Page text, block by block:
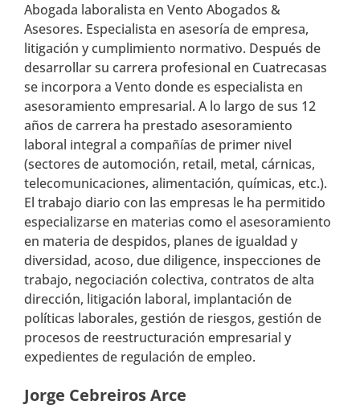
Abogada laboralista en Vento Abogados &
Asesores. Especialista en asesoría de empresa,
litigación y cumplimiento normativo. Después de
desarrollar su carrera profesional en Cuatrecasas
se incorpora a Vento donde es especialista en
asesoramiento empresarial. A lo largo de sus 12
años de carrera ha prestado asesoramiento
laboral integral a compañías de primer nivel
(sectores de automoción, retail, metal, cárnicas,
telecomunicaciones, alimentación, químicas, etc.).
El trabajo diario con las empresas le ha permitido
especializarse en materias como el asesoramiento
en materia de despidos, planes de igualdad y
diversidad, acoso, due diligence, inspecciones de
trabajo, negociación colectiva, contratos de alta
dirección, litigación laboral, implantación de
políticas laborales, gestión de riesgos, gestión de
procesos de reestructuración empresarial y
expedientes de regulación de empleo.
Jorge Cebreiros Arce